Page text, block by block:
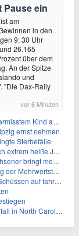
Pause ein
am
in den
9: 30 Uhr
26.165
über dem
An der Spitze
und
"Die Dax-Rally
vor 6 Minuten
Kind absuchen
ernst nehmen
Sterbefälle
heiße Juni-Woche
mehr als bei Älteren
ab
auf fahrendes Auto
in North Carolina